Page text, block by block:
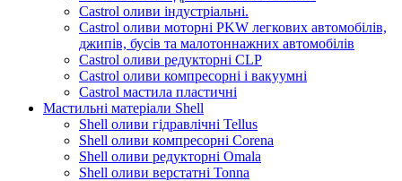
Castrol оливи індустріальні.
Castrol оливи моторні PKW легкових автомобілів,
джипів, бусів та малотоннажних автомобілів
Castrol оливи редукторні CLP
Castrol оливи компресорні і вакуумні
Castrol мастила пластичні
Мастильні матеріали Shell
Shell оливи гідравлічні Tellus
Shell оливи компресорні Corena
Shell оливи редукторні Omala
Shell оливи верстатні Tonna